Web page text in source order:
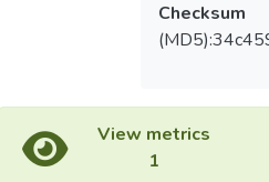
Checksum
View metrics
1